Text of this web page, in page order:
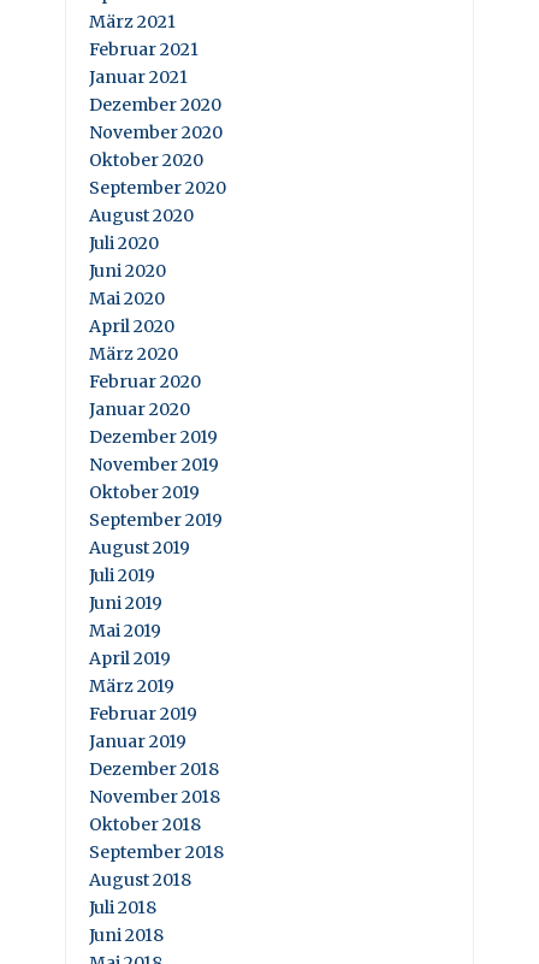
März 2021
Februar 2021
Januar 2021
Dezember 2020
November 2020
Oktober 2020
September 2020
August 2020
Juli 2020
Juni 2020
Mai 2020
April 2020
März 2020
Februar 2020
Januar 2020
Dezember 2019
November 2019
Oktober 2019
September 2019
August 2019
Juli 2019
Juni 2019
Mai 2019
April 2019
März 2019
Februar 2019
Januar 2019
Dezember 2018
November 2018
Oktober 2018
September 2018
August 2018
Juli 2018
Juni 2018